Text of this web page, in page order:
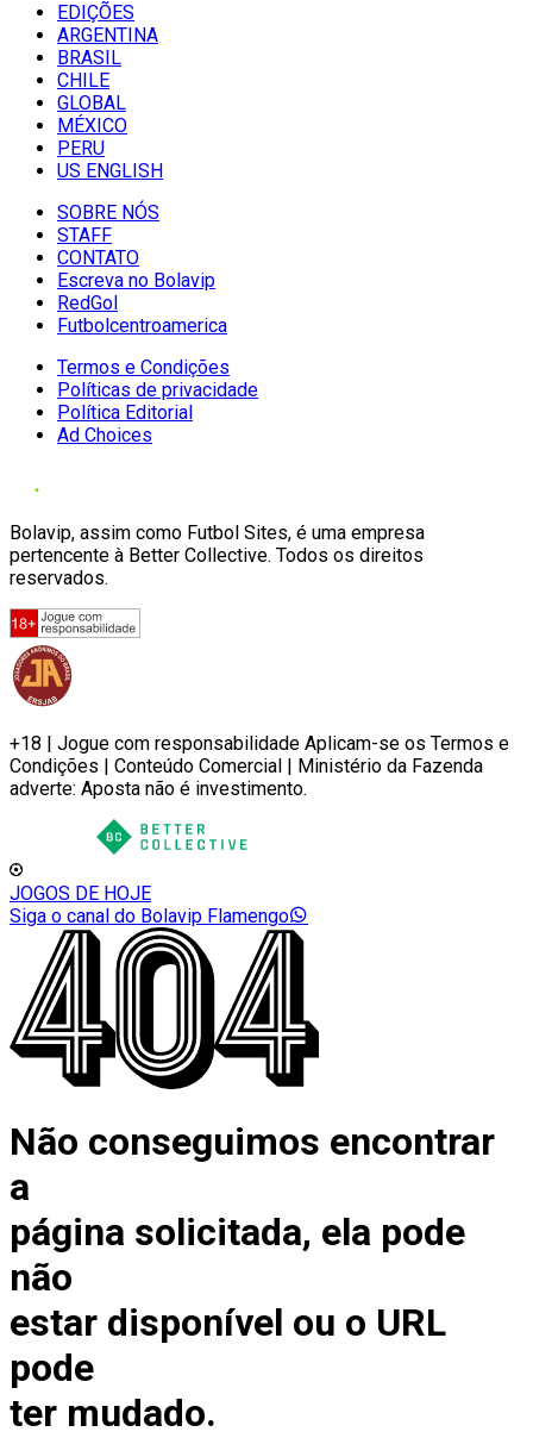
EDIÇÕES
ARGENTINA
BRASIL
CHILE
GLOBAL
MÉXICO
PERU
US ENGLISH
SOBRE NÓS
STAFF
CONTATO
Escreva no Bolavip
RedGol
Futbolcentroamerica
Termos e Condições
Políticas de privacidade
Política Editorial
Ad Choices
Bolavip, assim como Futbol Sites, é uma empresa
pertencente à Better Collective. Todos os direitos
reservados.
+18 | Jogue com responsabilidade Aplicam-se os Termos e
Condições | Conteúdo Comercial | Ministério da Fazenda
adverte: Aposta não é investimento.
JOGOS DE HOJE
Siga o canal do Bolavip Flamengo
Não conseguimos encontrar
a
página solicitada, ela pode
não
estar disponível ou o URL
pode
ter mudado.